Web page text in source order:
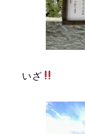
いざ